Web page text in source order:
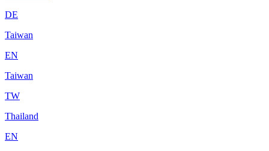
DE
Taiwan
EN
Taiwan
TW
Thailand
EN